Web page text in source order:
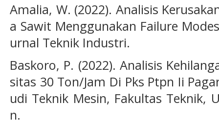
Amalia, W. (2022). Analisis
a Sawit Menggunakan Failure
urnal Teknik Industri.
Baskoro, P. (2022). Analisis
sitas 30 Ton/Jam Di Pks Ptpn Ii
udi Teknik Mesin, Fakultas Teknik,
n.